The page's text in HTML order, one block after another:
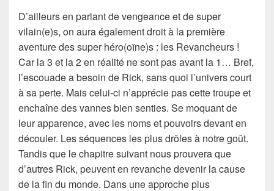
D’ailleurs en parlant de vengeance et de super
vilain(e)s, on aura également droit à la première
aventure des super héro(oïne)s : les Revancheurs !
Car la 3 et la 2 en réalité ne sont pas avant la 1… Bref,
l’escouade a besoin de Rick, sans quoi l’univers court
à sa perte. Mais celui-ci n’apprécie pas cette troupe et
enchaîne des vannes bien senties. Se moquant de
leur apparence, avec les noms et pouvoirs devant en
découler. Les séquences les plus drôles à notre goût.
Tandis que le chapitre suivant nous prouvera que
d’autres Rick, peuvent en revanche devenir la cause
de la fin du monde. Dans une approche plus